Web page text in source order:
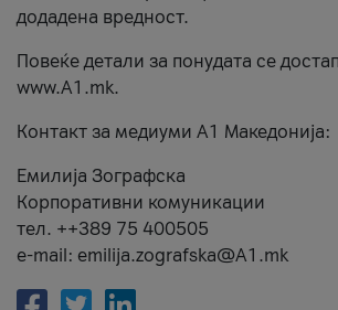
додадена вредност.
Повеќе детали за понудата се
www.А1.mk.
Контакт за медиуми А1 Македонија:
Емилија Зографска
Корпоративни комуникации
тел. ++389 75 400505
e-mail: emilija.zografska@A1.mk